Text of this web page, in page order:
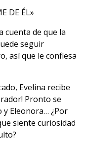
DE ÉL»
cuenta de que la
seguir
así que le confiesa
Evelina recibe
Pronto se
y Eleonora… ¿Por
siente curiosidad